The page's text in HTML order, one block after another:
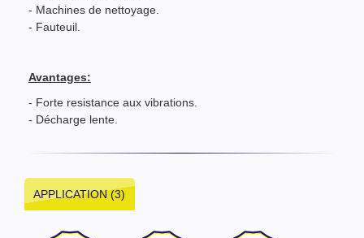
- Machines de nettoyage.
- Fauteuil.
Avantages:
- Forte resistance aux vibrations.
- Décharge lente.
APPLICATION (3)